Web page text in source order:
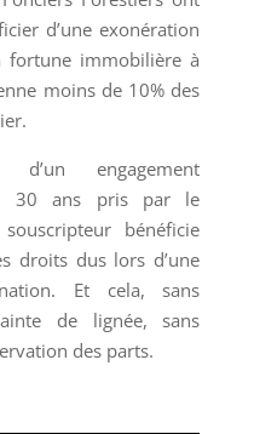
d’une exonération
fortune immobilière à
moins de 10% des
engagement
30 ans pris par le
bénéficie
droits dus lors d’une
Et cela, sans
de lignée, sans
des parts.